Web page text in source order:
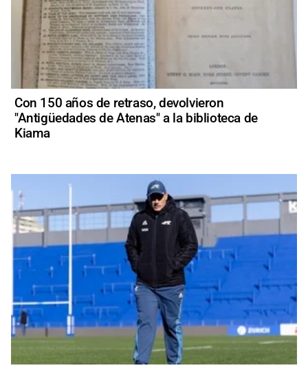
Con 150 años de retraso, devolvieron
"Antigüedades de Atenas" a la biblioteca de
Kiama